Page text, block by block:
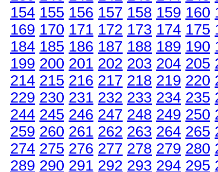
154 155 156 157 158 159 160
169 170 171 172 173 174 175
184 185 186 187 188 189 190
199 200 201 202 203 204 205
214 215 216 217 218 219 220
229 230 231 232 233 234 235
244 245 246 247 248 249 250
259 260 261 262 263 264 265
274 275 276 277 278 279 280
289 290 291 292 293 294 295